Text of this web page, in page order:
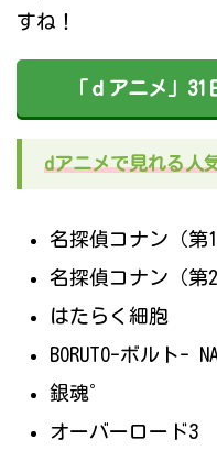
すね！
「ｄアニメ」
dアニメで見れる人
名探偵コナン（第
名探偵コナン（第
はたらく細胞
BORUTO-ボルト-
銀魂゜
オーバーロード3